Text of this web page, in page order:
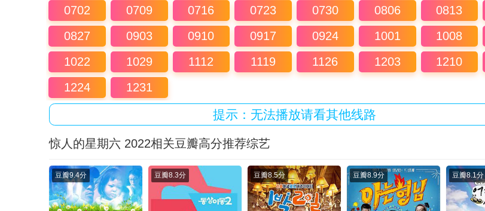
0702
0709 0716 0723 0730 0806 0813
0827
0903 0910 0917 0924 1001 1008
1022
1029 1112 1119 1126 1203 1210
1224
1231
提示：无法播放请看其他线路
惊人的星期六 2022相关豆瓣高分推荐综艺
豆瓣9.4分 豆瓣8.3分 豆瓣8.5分 豆瓣8.9分 豆瓣8.1分